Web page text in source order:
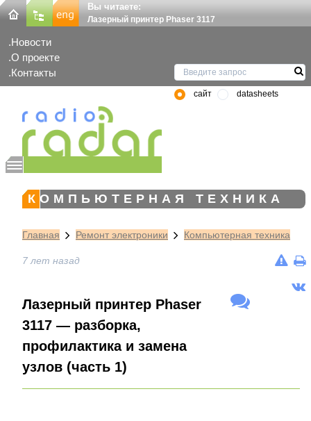
Вы читаете:
Лазерный принтер Phaser 3117
Новости
О проекте
Контакты
сайт datasheets
КОМПЬЮТЕРНАЯ ТЕХНИКА
Главная Ремонт электроники Компьютерная техника
7 лет назад
Лазерный принтер Phaser
3117 — разборка,
профилактика и замена
узлов (часть 1)